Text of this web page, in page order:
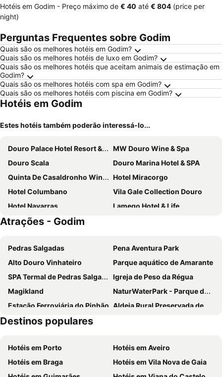
Hotéis em Godim - Preço máximo de ‎€ 40 até ‎€ 804 (price per
night)
Perguntas Frequentes sobre Godim
Quais são os melhores hotéis em Godim?
Quais são os melhores hotéis de luxo em Godim?
Quais são os melhores hotéis que aceitam animais de estimação em
Godim?
Quais são os melhores hotéis com spa em Godim?
Quais são os melhores hotéis com piscina em Godim?
Hotéis em Godim
Estes hotéis também poderão interessá-lo...
Douro Palace Hotel Resort & Spa
MW Douro Wine & Spa
Douro Scala
Douro Marina Hotel & SPA
Quinta De Casaldronho Wine Hotel
Hotel Miracorgo
Hotel Columbano
Vila Gale Collection Douro
Hotel Navarras
Lamego Hotel & Life
Douro Castelo Signature Hotel & Spa
Vila Gale Douro Vineyards
Lavandeira Douro Nature & Wellness
Six Senses DOURO VALLEY by IHG
Imperio Hotel
Casa das Lérias
Residencial Douro
Casa da Calcada
Borralha Hotel, Restaurante & Spa
Delfim Douro Hotel
Original Douro Hotel
Hotel Solar dos Pachecos
Hotel Comércio
Alojamento Local Tamega
Quinta da Barroca
Hotel Oasis
Atrações - Godim
Pedras Salgadas
Pena Aventura Park
Alto Douro Vinhateiro
Parque aquático de Amarante
SPA Termal de Pedras Salgadas
Igreja de Peso da Régua
Magikland
NaturWaterPark - Parque de Diversões do Douro
Estação Ferroviária do Pinhão Aldeia Rural Preservada de Quintandona
Aquático de Fafe
Albufeira do Ermal
Estação Ferroviária de Régua
Igreja Matriz da Lixa
Ponte e Torre de Ucanha
Destinos populares
Hotéis em Porto
Hotéis em Aveiro
Hotéis em Braga
Hotéis em Vila Nova de Gaia